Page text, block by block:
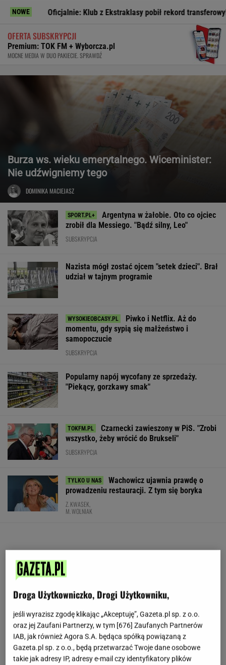
NOWEKlub z Ekstraklasy pobił rekord transferowy! Gwiazdor
OFERTA SUBSKRYPCJI
Premium: TOK FM + Wyborcza.pl
MOCNE MEDIA W DUO PAKIECIE. SPRAWDŹ
Burza ws. wieku emerytalnego. Wiceminister:
Nie udźwigniemy tego
DOMINIKA MACIEJASZ
Argentyna w żałobie. Oto co ojciec
zrobił dla Messiego. "Bądź silny, Leo"
SUBSKRYPCJA
Nazista mógł zostać ojcem "setek dzieci". Brał
udział w tajnym programie
Piwko i Netflix. Aż do
momentu, gdy sypią się małżeństwo i
samopoczucie
SUBSKRYPCJA
Popularny napój wycofany ze sprzedaży.
"Piekący, gorzkawy smak"
Czarnecki zawieszony w PiS. "Zrobi
wszystko, żeby wrócić do Brukseli"
SUBSKRYPCJA
Wachowicz ujawnia prawdę o
prowadzeniu restauracji. Z tym się boryka
Z. KWASEK,
M. WOLNIAK
Droga Użytkowniczko, Drogi Użytkowniku,
jeśli wyrazisz zgodę klikając „Akceptuję”, Gazeta.pl sp. z o.o.
oraz jej Zaufani Partnerzy, w tym [676] Zaufanych Partnerów
IAB, jak również Agora S.A. będąca spółką powiązaną z
Gazeta.pl sp. z o.o., będą przetwarzać Twoje dane osobowe
takie jak adresy IP, adresy e-mail czy identyfikatory plików